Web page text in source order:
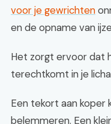
voor je gewrichten
en de opname van
Het zorgt ervoor dat
terechtkomt in je
Een tekort aan koper
belemmeren. Een